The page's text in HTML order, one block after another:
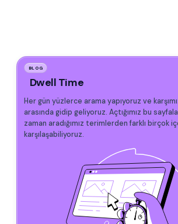
BLOG
Dwell Time
Her gün yüzlerce arama yapıyoruz ve
arasında gidip geliyoruz. Açtığımız bu
zaman aradığımız terimlerden farklı birçok
karşılaşabiliyoruz.